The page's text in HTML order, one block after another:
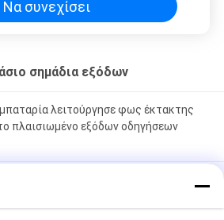
Να συνεχίσει
σημάδια εξόδων
λειτούργησε φως έκτακτης
πλαισιωμένο εξόδων οδηγήσεων
έξοδος υπογράφει το μόνο
φως έκτακτης ανάγκης ατόμων που